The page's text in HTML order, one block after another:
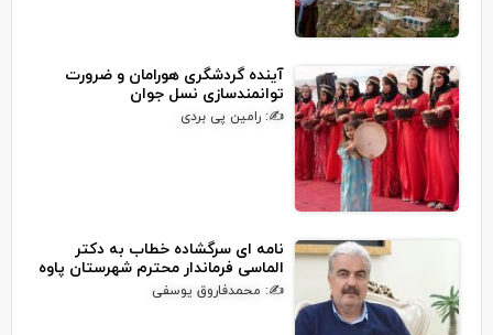
آینده گردشگری هورامان و ضرورت
توانمندسازی نسل جوان
✍: رامین پی بردی
نامه ای سرگشاده خطاب به دکتر
الماسی فرماندار محترم شهرستان پاوه
✍: محمدفاروق یوسفی